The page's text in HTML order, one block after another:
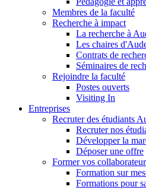
Membres de la faculté
Recherche à impact
La recherche à
Les chaires
Contrats de
Séminaires de
Rejoindre la faculté
Postes ouverts
Visiting In
Entreprises
Recruter des étudiants
Recruter nos
Développer la
Déposer une offre
Former vos
Formation sur
Formations pour